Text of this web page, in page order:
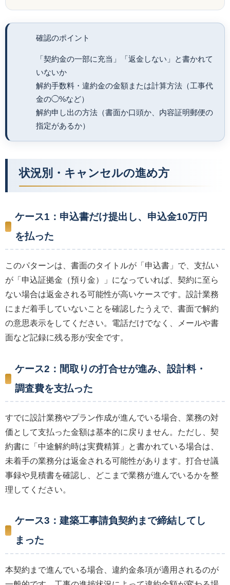
確認のポイント
「契約金の一部に充当」「返金しない」と書かれて
いないか
解約手数料・違約金の金額または計算方法（工事代
金の◯%など）
解約申し出の方法（書面か口頭か、内容証明郵便の
指定があるか）
状況別・キャンセルの進め方
ケース1：申込書だけ提出し、申込金10万円
を払った
このパターンは、書面のタイトルが「申込書」で、支払い
が「申込証拠金（預り金）」になっていれば、契約に至ら
ない場合は返金される可能性が高いケースです。設計業務
にまだ着手していないことを確認したうえで、書面で解約
の意思表示をしてください。電話だけでなく、メールや書
面など記録に残る形が安全です。
ケース2：間取りの打合せが進み、設計料・
調査費を支払った
すでに設計業務やプラン作成が進んでいる場合、業務の対
価として支払った金額は基本的に戻りません。ただし、契
約書に「中途解約時は実費精算」と書かれている場合は、
未着手の業務分は返金される可能性があります。打合せ議
事録や見積書を確認し、どこまで業務が進んでいるかを整
理してください。
ケース3：建築工事請負契約まで締結してし
まった
本契約まで進んでいる場合、違約金条項が適用されるのが